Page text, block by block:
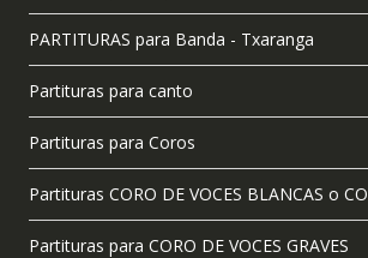
PARTITURAS para Banda - Txaranga
Partituras para canto
Partituras para Coros
Partituras CORO DE VOCES BLANCAS o
Partituras para CORO DE VOCES GRAVES